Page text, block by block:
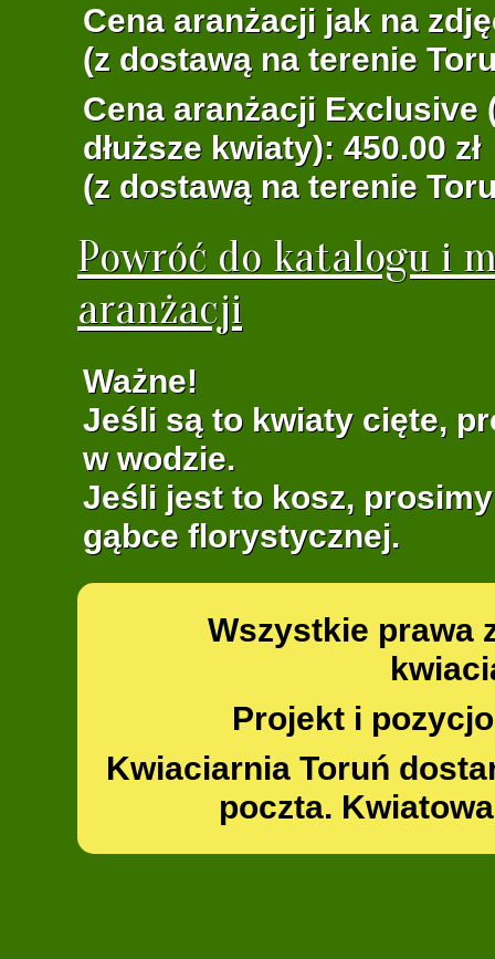
Cena aranżacji jak na
(z dostawą na terenie
Cena aranżacji
dłuższe kwiaty): 450.00 zł
(z dostawą na terenie
Powróć do katalogu i
aranżacji
Ważne!
Jeśli są to kwiaty cięte,
w wodzie.
Jeśli jest to kosz,
gąbce florystycznej.
Wszystkie prawa
Projekt i
Kwiaciarnia Toruń
poczta.